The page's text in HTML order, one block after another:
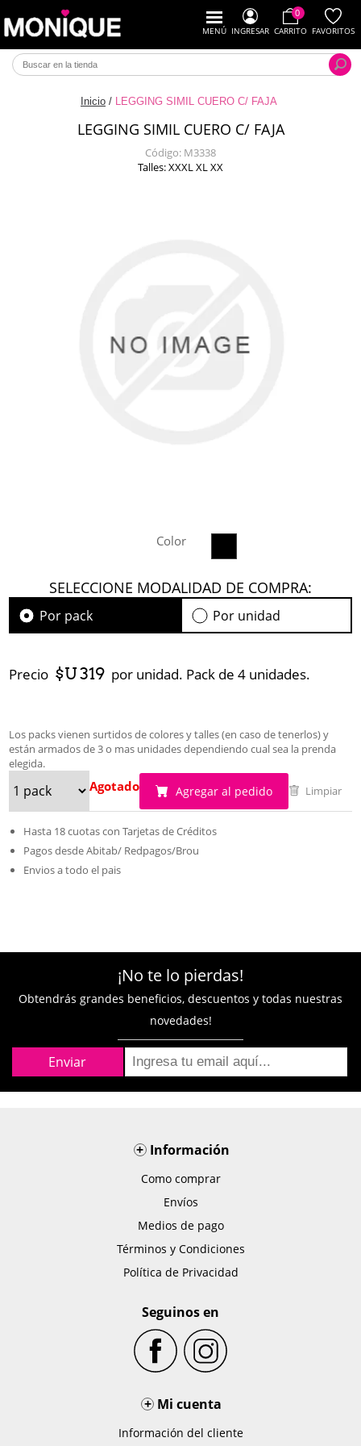
MENÚ INGRESAR
0
CARRITO FAVORITOS
Inicio / LEGGING SIMIL CUERO C/ FAJA
LEGGING SIMIL CUERO C/ FAJA
Código: M3338
Talles: XXXL XL XX
Color
SELECCIONE MODALIDAD DE COMPRA:
Por pack Por unidad
Precio $U 319 por unidad. Pack de 4 unidades.
Los packs vienen surtidos de colores y talles (en caso de tenerlos) y
están armados de 3 o mas unidades dependiendo cual sea la prenda
elegida.
Agotado Agregar al pedido Limpiar
Hasta 18 cuotas con Tarjetas de Créditos
Pagos desde Abitab/ Redpagos/Brou
Envios a todo el pais
¡No te lo pierdas!
Obtendrás grandes beneficios, descuentos y todas nuestras
novedades!
+Información
Como comprar
Envíos
Medios de pago
Términos y Condiciones
Política de Privacidad
Seguinos en
+ Mi cuenta
Información del cliente